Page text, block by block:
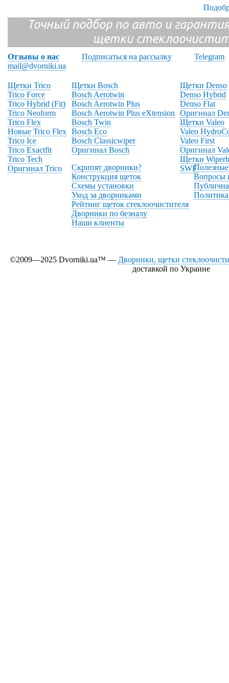
Точный подбор по авто и
щетки
Отзывы о нас Подписаться на рассылку
Telegram
mail@dvorniki.ua
Щетки Trico
Trico Force
Trico Hybrid (Fit)
Trico Neoform
Trico Flex
Новые Trico Flex
Trico Ice
Trico Exactfit
Trico Tech
Оригинал Trico
Щетки Bosch
Bosch Aerotwin
Bosch Aerotwin Plus
Bosch Aerotwin Plus eXtension
Bosch Twin
Bosch Eco
Bosch Classicwiper
Оригинал Bosch
Щетки Denso
Denso Hybrid
Denso Flat
Оригинал
Щетки Valeo
Valeo
Valeo First
Оригинал
Щетки
SWF
Скрипят дворники?
Конструкция щеток
Схемы установки
Уход за дворниками
Рейтинг щеток стеклоочистителя
Дворники по безналу
Наши клиенты
Вопросы
©2009—2025 Dvorniki.ua™ — Дворники, щетки
доставкой по Украине